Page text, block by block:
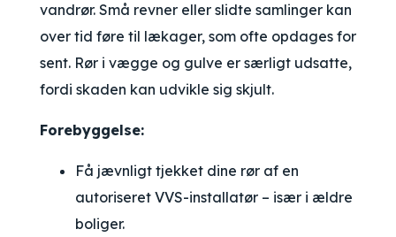
vandrør. Små revner eller slidte samlinger kan
over tid føre til lækager, som ofte opdages for
sent. Rør i vægge og gulve er særligt udsatte,
fordi skaden kan udvikle sig skjult.
Forebyggelse:
Få jævnligt tjekket dine rør af en
autoriseret VVS-installatør – især i ældre
boliger.